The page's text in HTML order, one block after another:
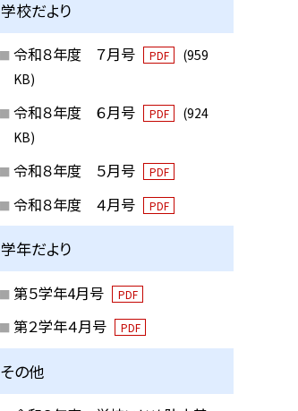
学校だより
令和８年度 ７月号 PDF
(959
KB)
令和８年度 ６月号 PDF
(924
KB)
令和８年度 ５月号 PDF
令和８年度 ４月号 PDF
学年だより
第５学年4月号 PDF
第２学年４月号 PDF
その他